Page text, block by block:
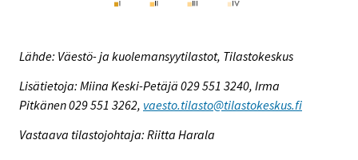
Lähde: Väestö- ja kuolemansyytilastot, Tilastokeskus
Lisätietoja: Miina Keski-Petäjä 029 551 3240, Irma
Pitkänen 029 551 3262, vaesto.tilasto@tilastokeskus.fi
Vastaava tilastojohtaja: Riitta Harala